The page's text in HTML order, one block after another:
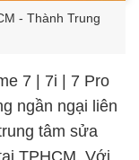
- Thành Trung
7 | 7i | 7 Pro
ngần ngại liên
tâm sửa
TPHCM. Với